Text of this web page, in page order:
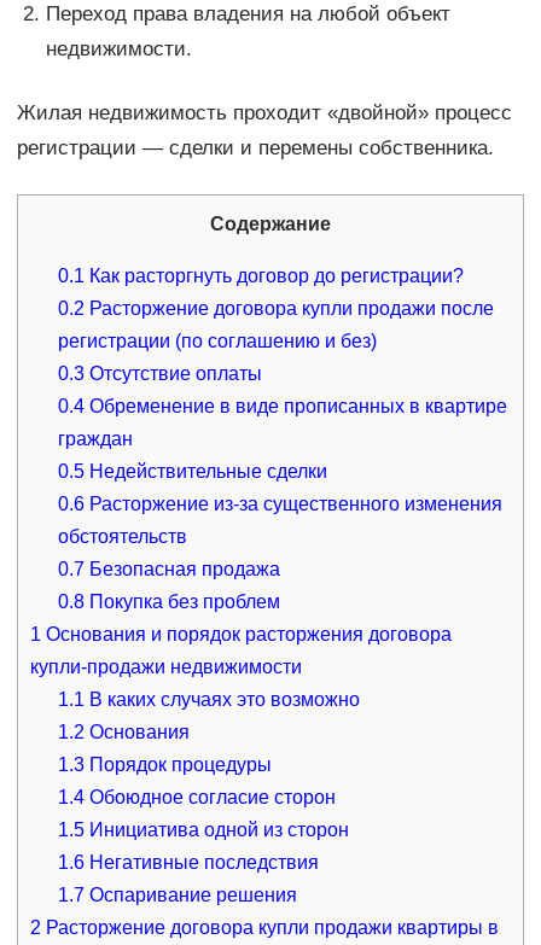
Переход права владения на любой объект
недвижимости.
Жилая недвижимость проходит «двойной» процесс
регистрации — сделки и перемены собственника.
Содержание
0.1 Как расторгнуть договор до регистрации?
0.2 Расторжение договора купли продажи после
регистрации (по соглашению и без)
0.3 Отсутствие оплаты
0.4 Обременение в виде прописанных в квартире
граждан
0.5 Недействительные сделки
0.6 Расторжение из-за существенного изменения
обстоятельств
0.7 Безопасная продажа
0.8 Покупка без проблем
1 Основания и порядок расторжения договора
купли-продажи недвижимости
1.1 В каких случаях это возможно
1.2 Основания
1.3 Порядок процедуры
1.4 Обоюдное согласие сторон
1.5 Инициатива одной из сторон
1.6 Негативные последствия
1.7 Оспаривание решения
2 Расторжение договора купли продажи квартиры в